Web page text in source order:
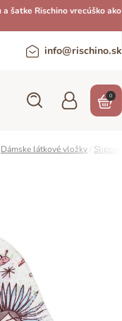
šatke Rischino vrecúško ako
info@rischino.sk
0
Dámske látkové vložky